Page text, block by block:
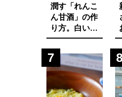
潤す「れんこ
ん甘酒」の作
り方。白い食
材でカラダを
養おう。
7